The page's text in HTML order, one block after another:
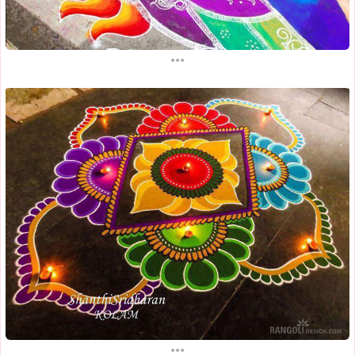
...
...